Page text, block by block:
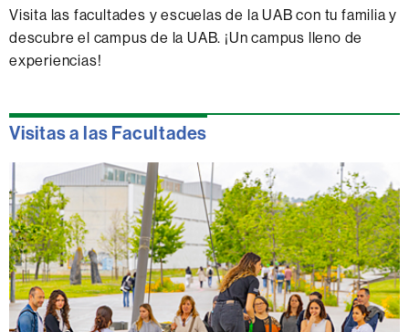
Visita las facultades y escuelas de la UAB con tu familia y
descubre el campus de la UAB. ¡Un campus lleno de
experiencias!
Visitas a las Facultades